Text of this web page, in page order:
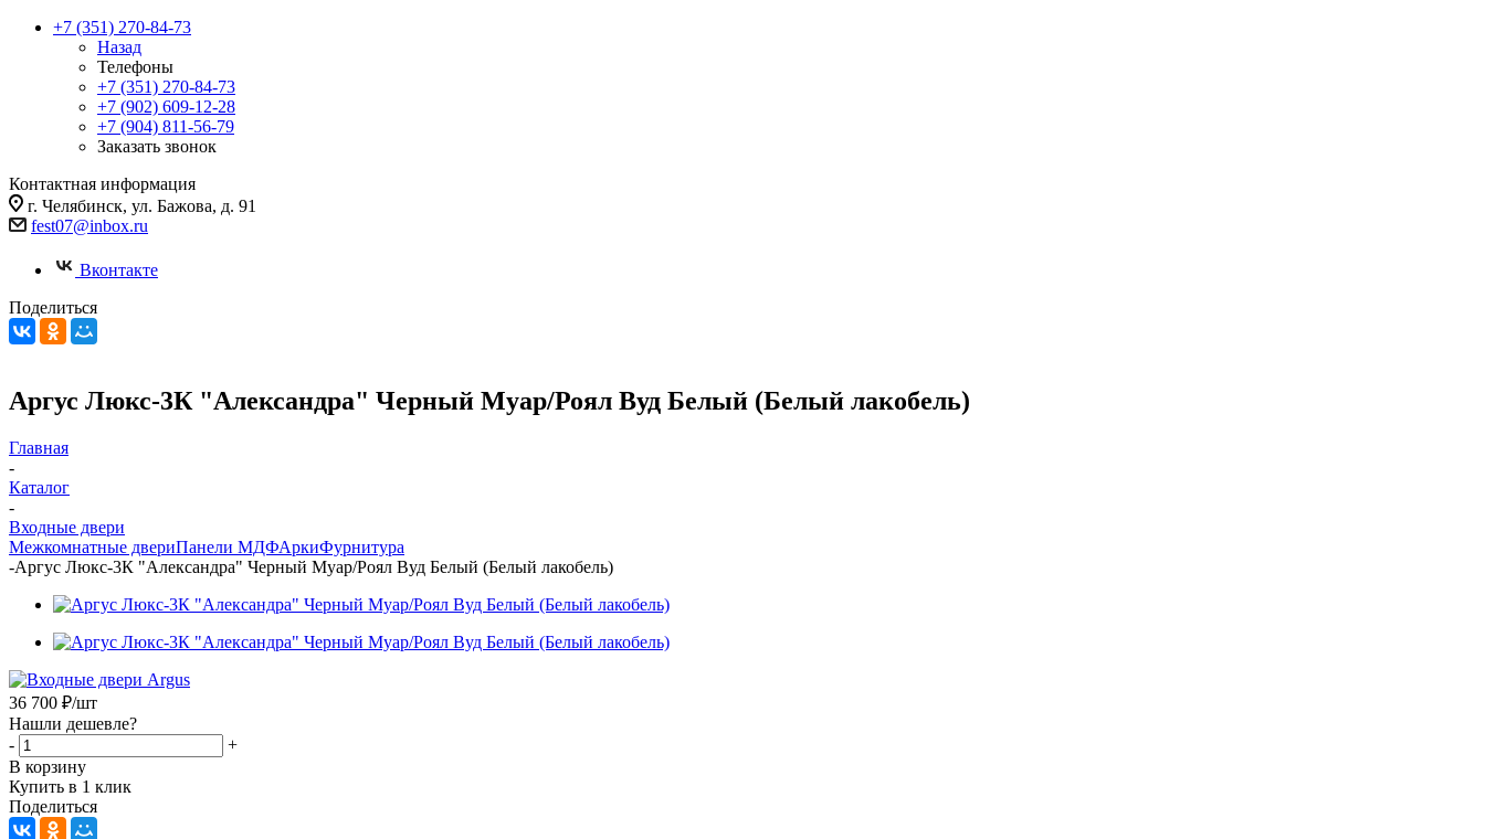
+7 (351) 270-84-73
Назад
Телефоны
+7 (351) 270-84-73
+7 (902) 609-12-28
+7 (904) 811-56-79
Заказать звонок
Контактная информация
г. Челябинск, ул. Бажова, д. 91
fest07@inbox.ru
Вконтакте
Поделиться
Аргус Люкс-3К "Александра" Черный Муар/Роял Вуд Белый (Белый лакобель)
Главная
-
Каталог
-
Входные двери
Межкомнатные двериПанели МДФАркиФурнитура
-Аргус Люкс-3К "Александра" Черный Муар/Роял Вуд Белый (Белый лакобель)
36 700 ₽/шт
Нашли дешевле?
-
+
В корзину
Купить в 1 клик
Поделиться